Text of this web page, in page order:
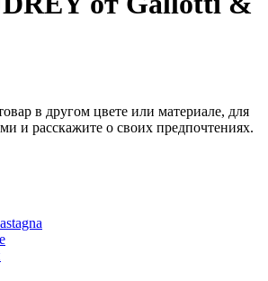
в другом цвете или материале, для
и расскажите о своих предпочтениях.